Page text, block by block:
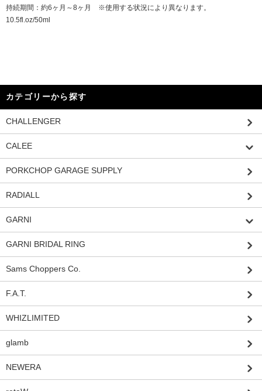
持続期間：約6ヶ月～8ヶ月 ※使用する状況により異なります。
10.5fl.oz/50ml
カテゴリーから探す
CHALLENGER
CALEE
PORKCHOP GARAGE SUPPLY
RADIALL
GARNI
GARNI BRIDAL RING
Sams Choppers Co.
F.A.T.
WHIZLIMITED
glamb
NEWERA